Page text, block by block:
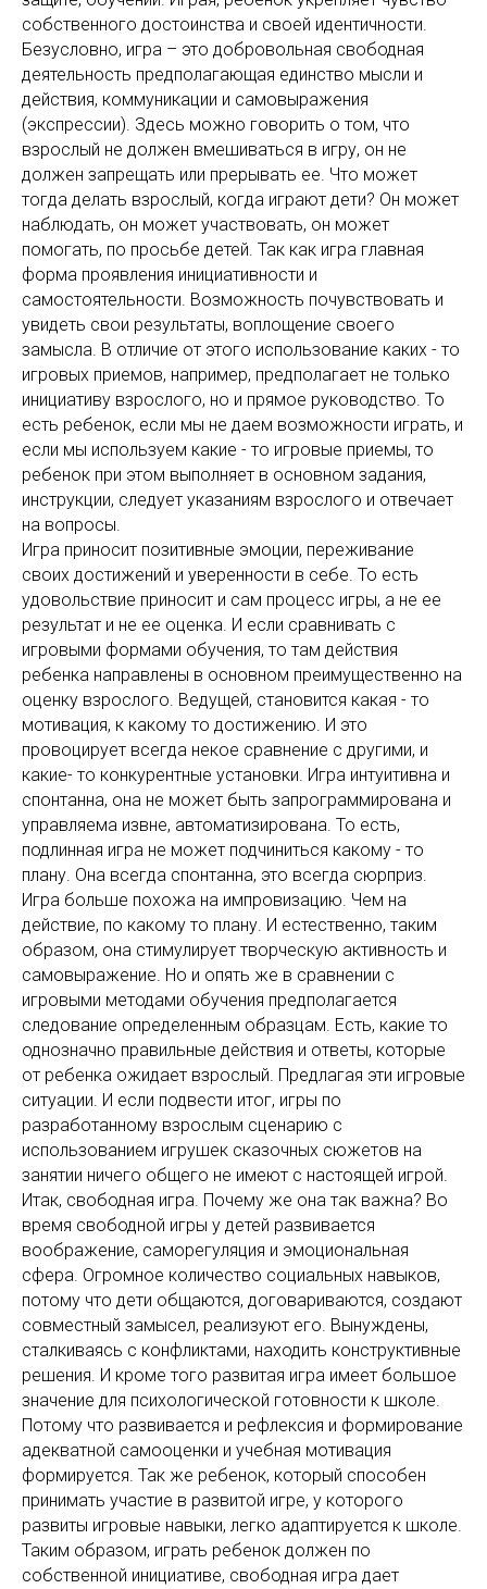
собственного достоинства и своей идентичности.
Безусловно, игра – это добровольная свободная
деятельность предполагающая единство мысли и
действия, коммуникации и самовыражения
(экспрессии). Здесь можно говорить о том, что
взрослый не должен вмешиваться в игру, он не
должен запрещать или прерывать ее. Что может
тогда делать взрослый, когда играют дети? Он может
наблюдать, он может участвовать, он может
помогать, по просьбе детей. Так как игра главная
форма проявления инициативности и
самостоятельности. Возможность почувствовать и
увидеть свои результаты, воплощение своего
замысла. В отличие от этого использование каких - то
игровых приемов, например, предполагает не только
инициативу взрослого, но и прямое руководство. То
есть ребенок, если мы не даем возможности играть, и
если мы используем какие - то игровые приемы, то
ребенок при этом выполняет в основном задания,
инструкции, следует указаниям взрослого и отвечает
на вопросы.
Игра приносит позитивные эмоции, переживание
своих достижений и уверенности в себе. То есть
удовольствие приносит и сам процесс игры, а не ее
результат и не ее оценка. И если сравнивать с
игровыми формами обучения, то там действия
ребенка направлены в основном преимущественно на
оценку взрослого. Ведущей, становится какая - то
мотивация, к какому то достижению. И это
провоцирует всегда некое сравнение с другими, и
какие- то конкурентные установки. Игра интуитивна и
спонтанна, она не может быть запрограммирована и
управляема извне, автоматизирована. То есть,
подлинная игра не может подчиниться какому - то
плану. Она всегда спонтанна, это всегда сюрприз.
Игра больше похожа на импровизацию. Чем на
действие, по какому то плану. И естественно, таким
образом, она стимулирует творческую активность и
самовыражение. Но и опять же в сравнении с
игровыми методами обучения предполагается
следование определенным образцам. Есть, какие то
однозначно правильные действия и ответы, которые
от ребенка ожидает взрослый. Предлагая эти игровые
ситуации. И если подвести итог, игры по
разработанному взрослым сценарию с
использованием игрушек сказочных сюжетов на
занятии ничего общего не имеют с настоящей игрой.
Итак, свободная игра. Почему же она так важна? Во
время свободной игры у детей развивается
воображение, саморегуляция и эмоциональная
сфера. Огромное количество социальных навыков,
потому что дети общаются, договариваются, создают
совместный замысел, реализуют его. Вынуждены,
сталкиваясь с конфликтами, находить конструктивные
решения. И кроме того развитая игра имеет большое
значение для психологической готовности к школе.
Потому что развивается и рефлексия и формирование
адекватной самооценки и учебная мотивация
формируется. Так же ребенок, который способен
принимать участие в развитой игре, у которого
развиты игровые навыки, легко адаптируется к школе.
Таким образом, играть ребенок должен по
собственной инициативе, свободная игра дает